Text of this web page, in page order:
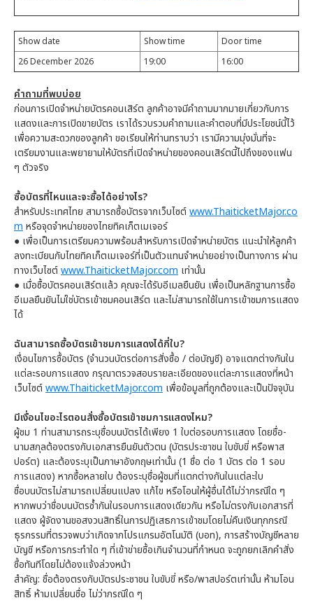
Show date Show time
Door time
26 December 2026
19:00 16:00
คำถามที่พบบ่อย
ก่อนการเปิดจำหน่ายบัตรคอนเสิร์ต ลูกค้าอาจมีคำถามมากมายเกี่ยวกับการ
แสดงและการเปิดขายบัตร เราได้รวบรวมคำถามและคำตอบที่มีประโยชน์นี้ไว้
เพื่อความสะดวกของลูกค้า ขอเรียนให้ท่านทราบว่า เรามีความมุ่งมั่นที่จะ
เตรียมงานและพยายามให้บัตรที่เปิดจำหน่ายของคอนเสิร์ตนี้ไปถึงของแฟน
ๆ ตัวจริง
ซื้อบัตรที่ไหนและจะซื้อได้อย่างไร?
สำหรับประเทศไทย สามารถซื้อบัตรจากเว็บไซต์www.ThaiticketMajor.co
m หรือจุดจำหน่ายของไทยทิคเก็ตเมเจอร์
● เพื่อเป็นการเตรียมความพร้อมสำหรับการเปิดจำหน่ายบัตร แนะนำให้ลูกค้า
ลงทะเบียนกับไทยทิคเก็ตเมเจอร์ที่เป็นตัวแทนจำหน่ายอย่างเป็นทางการ ผ่าน
ทางเว็บไซต์www.ThaiticketMajor.com เท่านั้น
● เมื่อซื้อบัตรคอนเสิร์ตแล้ว คุณจะได้รับอีเมลยืนยัน เพื่อเป็นหลักฐานการซื้อ
อีเมลยืนยันไม่ใช่บัตรเข้าชมคอนเสิร์ต และไม่สามารถใช้ในการเข้าชมการแสดง
ได้
ฉันสามารถซื้อบัตรเข้าชมการแสดงได้กี่ใบ?
เงื่อนไขการซื้อบัตร (จำนวนบัตรต่อการสั่งซื้อ / ต่อบัญชี) อาจแตกต่างกันใน
แต่ละรอบการแสดง กรุณาตรวจสอบรายละเอียดของแต่ละการแสดงที่หน้า
เว็บไซต์www.ThaiticketMajor.com เพื่อข้อมูลที่ถูกต้องและเป็นปัจจุบัน
มีเงื่อนไขอะไรตอนสั่งซื้อบัตรเข้าชมการแสดงไหม?
ผู้ชม 1 ท่านสามารถระบุชื่อบนบัตรได้เพียง 1 ใบต่อรอบการแสดง โดยชื่อ-
นามสกุลต้องตรงกับเอกสารยืนยันตัวตน (บัตรประชาชน ใบขับขี่ หรือพาส
ปอร์ต) และต้องระบุเป็นภาษาอังกฤษเท่านั้น (1 ชื่อ ต่อ 1 บัตร ต่อ 1 รอบ
การแสดง) หากซื้อหลายใบ ต้องระบุชื่อผู้ชมที่แตกต่างกันในแต่ละใบ
ชื่อบนบัตรไม่สามารถเปลี่ยนแปลง แก้ไข หรือโอนให้ผู้อื่นได้ไม่ว่ากรณีใด ๆ
หากพบว่าชื่อบนบัตรซ้ำกันในรอบการแสดงเดียวกัน หรือไม่ตรงกับเอกสารที่
แสดง ผู้จัดงานขอสงวนสิทธิ์ในการปฏิเสธการเข้าชมโดยไม่คืนเงินทุกกรณี
ธุรกรรมที่ตรวจพบว่าเกิดจากโปรแกรมอัตโนมัติ (บอท), การสร้างบัญชีหลาย
บัญชี หรือการกระทำใด ๆ ที่เข้าข่ายซื้อเกินจำนวนที่กำหนด จะถูกยกเลิกคำสั่ง
ซื้อทันทีโดยไม่ต้องแจ้งล่วงหน้า
สำคัญ: ชื่อต้องตรงกับบัตรประชาชน ใบขับขี่ หรือ/พาสปอร์ตเท่านั้น ห้ามโอน
สิทธิ์ ห้ามเปลี่ยนชื่อ ไม่ว่ากรณีใด ๆ